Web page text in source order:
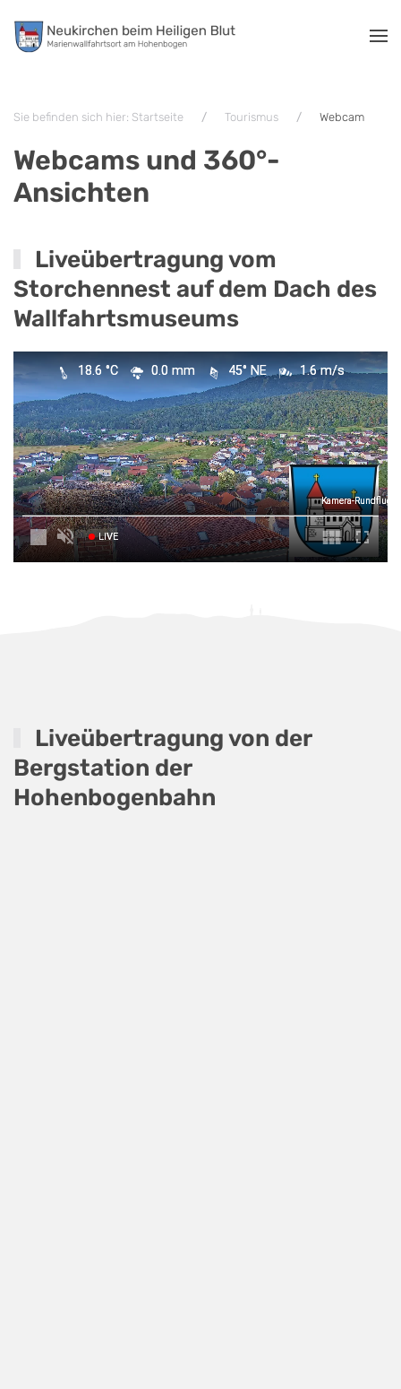
Zum Hauptinhalt springen
Sie befinden sich hier: Startseite Tourismus Webcam
Webcams und 360°-
Ansichten
Liveübertragung vom
Storchennest auf dem Dach des
Wallfahrtsmuseums
18.6 °C 0.0 mm 45° NE 1.6 m/s
Kamera-Rundflug über
LIVE
Liveübertragung von der
Bergstation der
Hohenbogenbahn